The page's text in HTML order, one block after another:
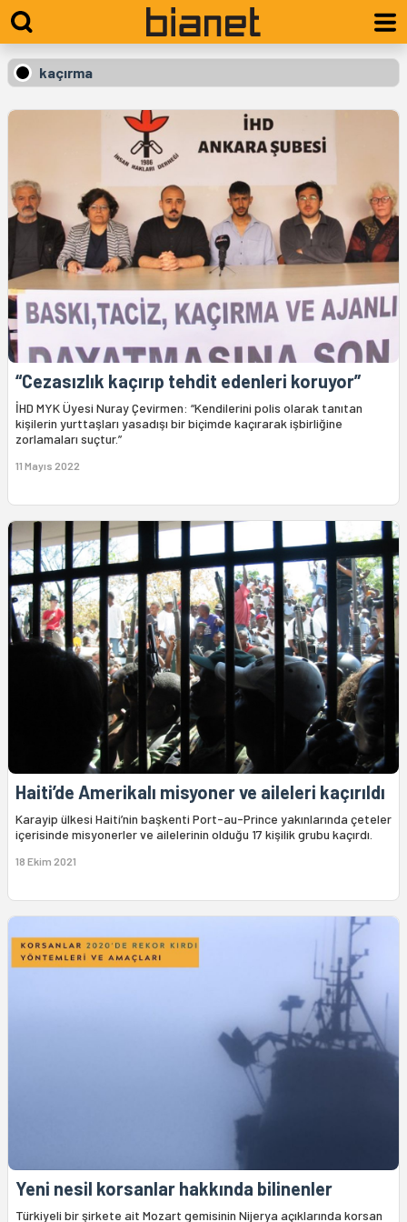
kaçırma
“Cezasızlık kaçırıp tehdit edenleri koruyor”
İHD MYK Üyesi Nuray Çevirmen: “Kendilerini polis olarak tanıtan
kişilerin yurttaşları yasadışı bir biçimde kaçırarak işbirliğine
zorlamaları suçtur.”
11 Mayıs 2022
Haiti’de Amerikalı misyoner ve aileleri kaçırıldı
Karayip ülkesi Haiti’nin başkenti Port-au-Prince yakınlarında çeteler
içerisinde misyonerler ve ailelerinin olduğu 17 kişilik grubu kaçırdı.
18 Ekim 2021
Yeni nesil korsanlar hakkında bilinenler
Türkiyeli bir şirkete ait Mozart gemisinin Nijerya açıklarında korsan